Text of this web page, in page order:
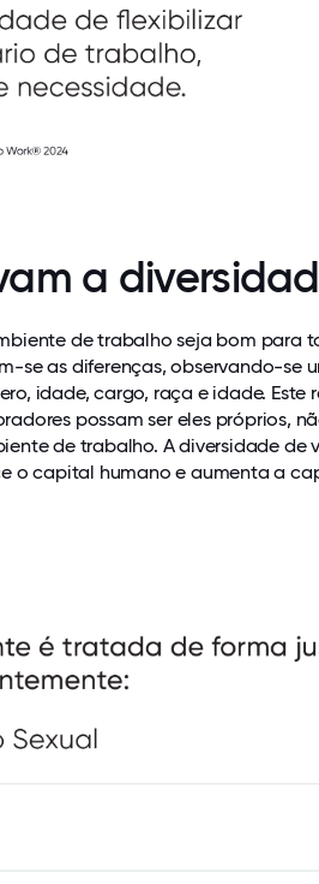
a
de trabalho seja bom para
se as diferenças, observando-se
idade, cargo, raça e idade. Este
possam ser eles próprios,
de trabalho. A diversidade de
o capital humano e aumenta a